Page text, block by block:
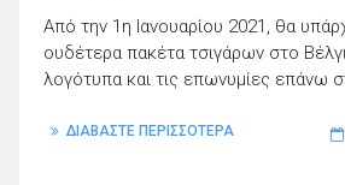
Από την 1η Ιανουαρίου 2021, θα
ουδέτερα πακέτα τσιγάρων στο
λογότυπα και τις επωνυμίες επάνω
ΔΙΑΒΑΣΤΕ ΠΕΡΙΣΣΟΤΕΡΑ